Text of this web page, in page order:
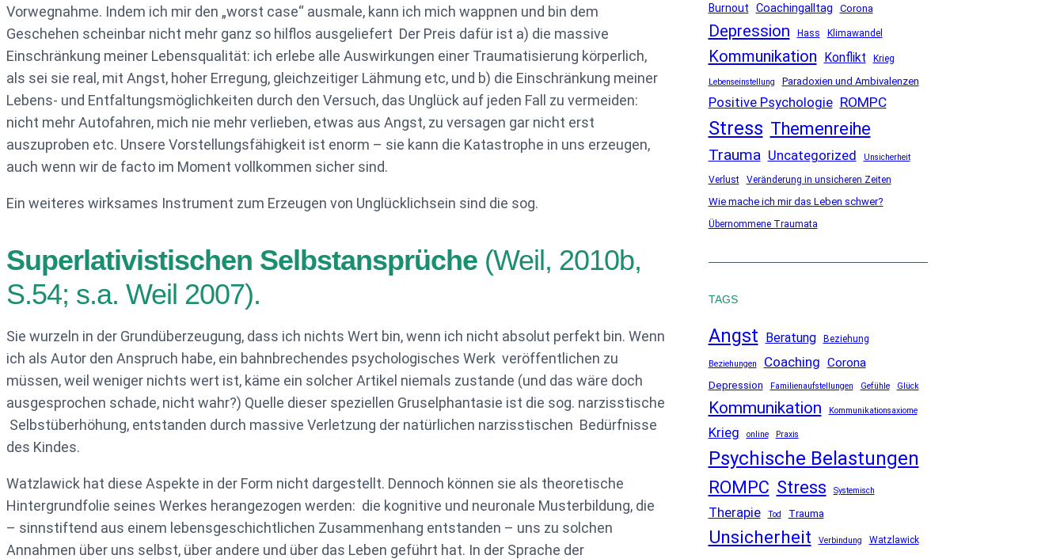
Vorwegnahme. Indem ich mir den „worst case“ ausmale, kann ich mich wappnen und bin dem
Geschehen scheinbar nicht mehr ganz so hilflos ausgeliefert Der Preis dafür ist a) die massive
Einschränkung meiner Lebensqualität: ich erlebe alle Auswirkungen einer Traumatisierung körperlich,
als sei sie real, mit Angst, hoher Erregung, gleichzeitiger Lähmung etc, und b) die Einschränkung meiner
Lebens- und Entfaltungsmöglichkeiten durch den Versuch, das Unglück auf jeden Fall zu vermeiden:
nicht mehr Autofahren, mich nie mehr verlieben, etwas aus Angst, zu versagen gar nicht erst
auszuproben etc. Unsere Vorstellungsfähigkeit ist enorm – sie kann die Katastrophe in uns erzeugen,
auch wenn wir de facto im Moment vollkommen sicher sind.
Ein weiteres wirksames Instrument zum Erzeugen von Unglücklichsein sind die sog.
Superlativistischen Selbstansprüche (Weil, 2010b,
S.54; s.a. Weil 2007).
Sie wurzeln in der Grundüberzeugung, dass ich nichts Wert bin, wenn ich nicht absolut perfekt bin. Wenn
ich als Autor den Anspruch habe, ein bahnbrechendes psychologisches Werk veröffentlichen zu
müssen, weil weniger nichts wert ist, käme ein solcher Artikel niemals zustande (und das wäre doch
ausgesprochen schade, nicht wahr?) Quelle dieser speziellen Gruselphantasie ist die sog. narzisstische
Selbstüberhöhung, entstanden durch massive Verletzung der natürlichen narzisstischen Bedürfnisse
des Kindes.
Watzlawick hat diese Aspekte in der Form nicht dargestellt. Dennoch können sie als theoretische
Hintergrundfolie seines Werkes herangezogen werden: die kognitive und neuronale Musterbildung, die
– sinnstiftend aus einem lebensgeschichtlichen Zusammenhang entstanden – uns zu solchen
Annahmen über uns selbst, über andere und über das Leben geführt hat. In der Sprache der
Burnout Coachingalltag Corona
Depression Hass Klimawandel
Kommunikation Konflikt Krieg
Lebenseinstellung Paradoxien und Ambivalenzen
Positive Psychologie ROMPC
Stress Themenreihe
Trauma Uncategorized Unsicherheit
Verlust Veränderung in unsicheren Zeiten
Wie mache ich mir das Leben schwer?
Übernommene Traumata
TAGS
Angst Beratung Beziehung
Beziehungen Coaching Corona
Depression Familienaufstellungen Gefühle Glück
Kommunikation Kommunikationsaxiome
Krieg online Praxis
Psychische Belastungen
ROMPC Stress Systemisch
Therapie Tod Trauma
Unsicherheit Verbindung Watzlawick